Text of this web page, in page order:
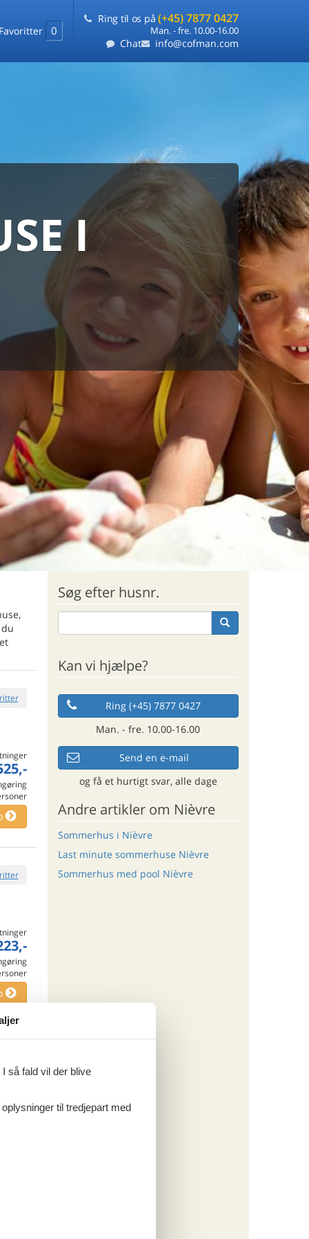
Favoritter 0
Ring til os på (+45) 7877 0427
Man. - fre. 10.00-16.00
Chat info@cofman.com
I
laveste pris
ét sted
Søg efter husnr.
Kan vi hjælpe?
Ring (+45) 7877 0427
Man. - fre. 10.00-16.00
Send en e-mail
og få et hurtigt svar, alle dage
Andre artikler om Nièvre
Sommerhus i Nièvre
Last minute sommerhuse Nièvre
Sommerhus med pool Nièvre
så fald vil der blive
til tredjepart med